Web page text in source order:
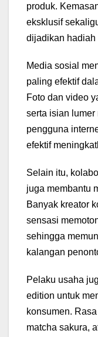
produk.
eksklusif
dijadikan hadiah
Media sosial
paling efektif
Foto dan video
serta isian lumer
pengguna
efektif
Selain itu,
juga membantu
Banyak kreator
sensasi
sehingga
kalangan
Pelaku usaha
edition untuk
konsumen.
matcha sakura,